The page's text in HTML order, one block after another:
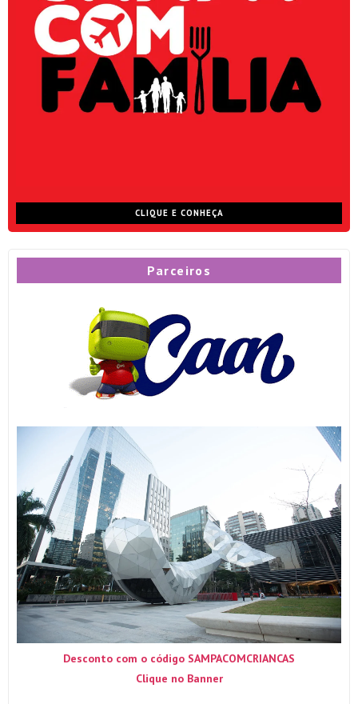
CLIQUE E CONHEÇA
Parceiros
Desconto com o código SAMPACOMCRIANCAS
Clique no Banner